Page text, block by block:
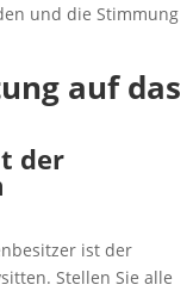
und die Stimmung
auf das
der
ist der
Stellen Sie alle